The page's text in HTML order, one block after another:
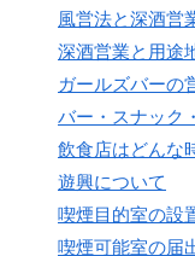
風営法と深酒営
深酒営業と用途
ガールズバーの
バー・スナック
飲食店はどんな
遊興について
喫煙目的室の設
喫煙可能室の届